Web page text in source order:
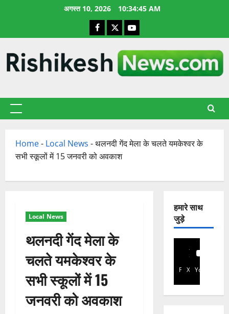
अगस्त 10, 2026 10:34:46 AM
Facebook
X YouTube
प्राथमिक
Home- Local News -थलनदी गेंद मेला के चलते यमकेश्वर के
सभी स्कूलों में 15 जनवरी को अवकाश
Local News
थलनदी गेंद मेला के
चलते यमकेश्वर के
सभी स्कूलों में 15
जनवरी को अवकाश
हमारे साथ
जुड़े
Facebook
X YouTube